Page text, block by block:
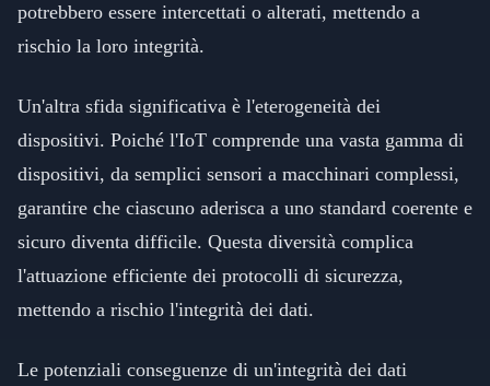
potrebbero essere intercettati o alterati, mettendo a
rischio la loro integrità.
Un'altra sfida significativa è l'eterogeneità dei
dispositivi. Poiché l'IoT comprende una vasta gamma di
dispositivi, da semplici sensori a macchinari complessi,
garantire che ciascuno aderisca a uno standard coerente e
sicuro diventa difficile. Questa diversità complica
l'attuazione efficiente dei protocolli di sicurezza,
mettendo a rischio l'integrità dei dati.
Le potenziali conseguenze di un'integrità dei dati